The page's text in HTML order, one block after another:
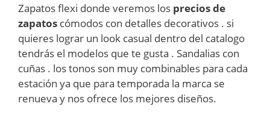
Zapatos flexi donde veremos los precios de
zapatos cómodos con detalles decorativos . si
quieres lograr un look casual dentro del catalogo
tendrás el modelos que te gusta . Sandalias con
cuñas . los tonos son muy combinables para cada
estación ya que para temporada la marca se
renueva y nos ofrece los mejores diseños.